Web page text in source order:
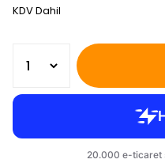
KDV Dahil